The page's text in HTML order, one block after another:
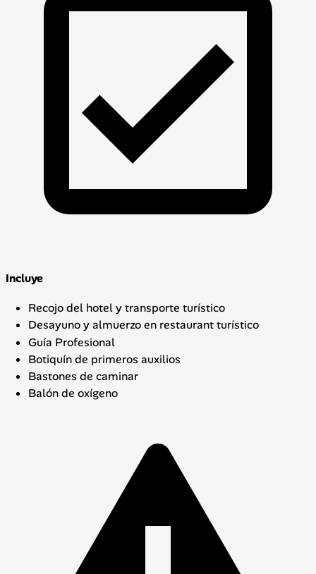
Incluye
Recojo del hotel y transporte turístico
Desayuno y almuerzo en restaurant turístico
Guía Profesional
Botiquín de primeros auxilios
Bastones de caminar
Balón de oxígeno